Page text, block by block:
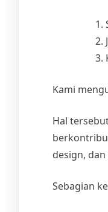
Kami
Hal
design,
Sebagian